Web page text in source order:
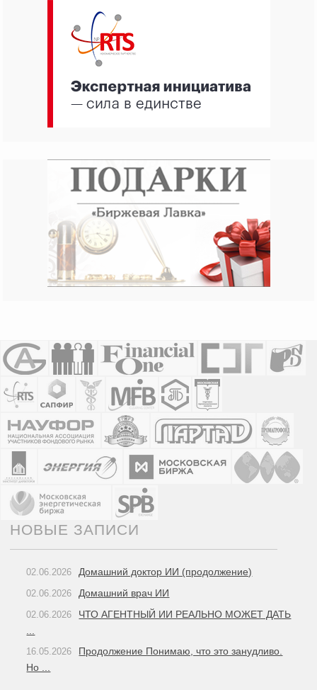
НОВЫЕ ЗАПИСИ
02.06.2026 Домашний доктор ИИ (продолжение)
02.06.2026 Домашний врач ИИ
02.06.2026
ЧТО АГЕНТНЫЙ ИИ РЕАЛЬНО МОЖЕТ ДАТЬ
16.05.2026
Продолжение Понимаю, что это занудливо.
Но ...